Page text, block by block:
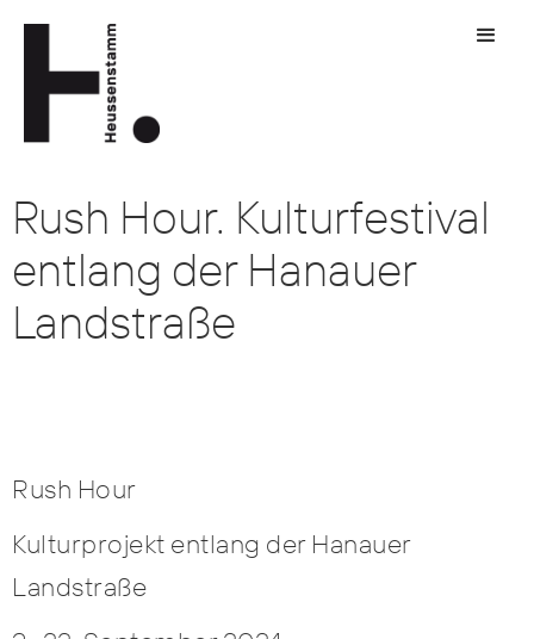
Rush Hour. Kulturfestival
entlang der Hanauer
Landstraße
Rush Hour
Kulturprojekt entlang der Hanauer
Landstraße